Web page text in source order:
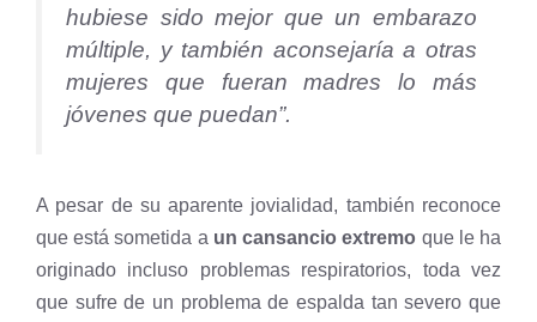
hubiese sido mejor que un embarazo
múltiple, y también aconsejaría a otras
mujeres que fueran madres lo más
jóvenes que puedan”.
A pesar de su aparente jovialidad, también reconoce
que está sometida a un cansancio extremo que le ha
originado incluso problemas respiratorios, toda vez
que sufre de un problema de espalda tan severo que